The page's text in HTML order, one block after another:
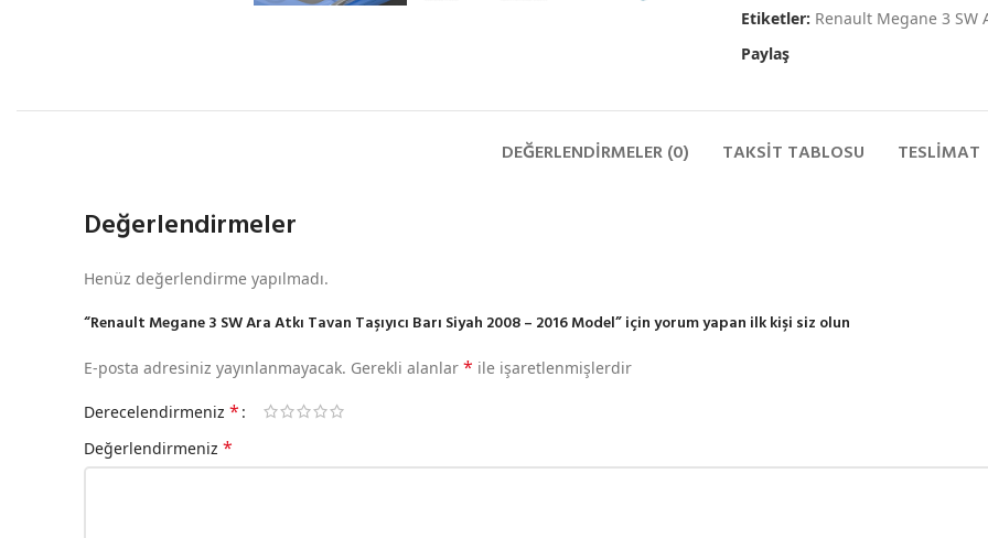
Etiketler: Renault Megane 3 SW
Paylaş
DEĞERLENDIRMELER (0) TAKSIT TABLOSU TESLIMAT
Değerlendirmeler
Henüz değerlendirme yapılmadı.
“Renault Megane 3 SW Ara Atkı Tavan Taşıyıcı Barı Siyah 2008 – 2016 Model” için yorum yapan ilk kişi siz olun
E-posta adresiniz yayınlanmayacak. Gerekli alanlar * ile işaretlenmişlerdir
Derecelendirmeniz *
Değerlendirmeniz *